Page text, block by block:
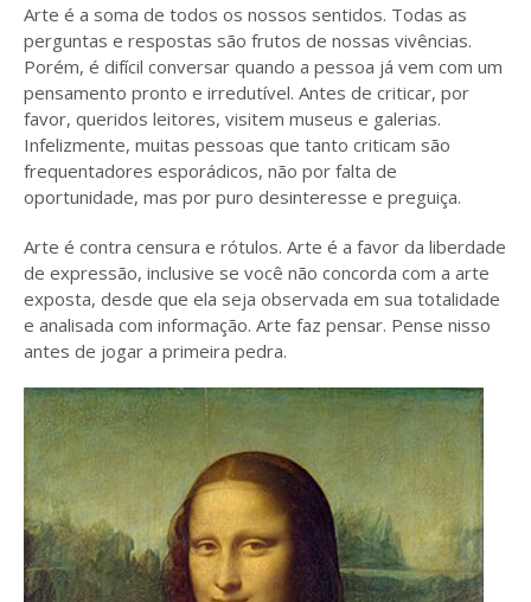
Arte é a soma de todos os nossos sentidos. Todas as
perguntas e respostas são frutos de nossas vivências.
Porém, é difícil conversar quando a pessoa já vem com um
pensamento pronto e irredutível. Antes de criticar, por
favor, queridos leitores, visitem museus e galerias.
Infelizmente, muitas pessoas que tanto criticam são
frequentadores esporádicos, não por falta de
oportunidade, mas por puro desinteresse e preguiça.
Arte é contra censura e rótulos. Arte é a favor da liberdade
de expressão, inclusive se você não concorda com a arte
exposta, desde que ela seja observada em sua totalidade
e analisada com informação. Arte faz pensar. Pense nisso
antes de jogar a primeira pedra.